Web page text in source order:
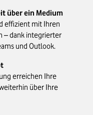
über ein Medium
effizient mit Ihren
– dank integrierter
und Outlook.
erreichen Ihre
über Ihre